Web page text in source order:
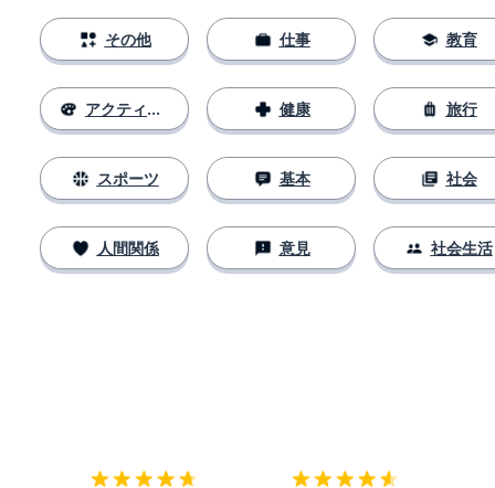
その他
アクティビティ
スポーツ
人間関係
仕事
健康
基本
意見
教育
旅行
社会
社会生活